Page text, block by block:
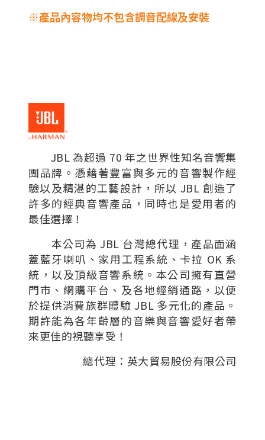
※產品內容物均不包含調音配線及安裝
JBL 為超過 70 年之世界性知名音響集
團品牌。憑藉著豐富與多元的音響製作經
驗以及精湛的工藝設計，所以 JBL 創造了
許多的經典音響產品，同時也是愛用者的
最佳選擇！
本公司為 JBL 台灣總代理，產品面涵
蓋藍牙喇叭、家用工程系統、卡拉 OK 系
統，以及頂級音響系統。本公司擁有直營
門市、網購平台、及各地經銷通路，以便
於提供消費族群體驗 JBL 多元化的產品。
期許能為各年齡層的音樂與音響愛好者帶
來更佳的視聽享受！
總代理：英大貿易股份有限公司